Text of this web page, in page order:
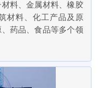
料、金属材料、橡胶
材料、化工产品及原
药品、食品等多个领